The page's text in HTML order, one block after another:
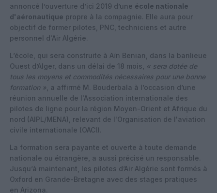
annoncé l’ouverture d’ici 2019 d’une école nationale
d'aéronautique propre à la compagnie. Elle aura pour
objectif de former pilotes, PNC, techniciens et autre
personnel d'Air Algérie.
L’école, qui sera construite à Aïn Benian, dans la banlieue
Ouest d’Alger, dans un délai de 18 mois,
« sera dotée de
tous les moyens et commodités nécessaires pour une bonne
formation » , a affirmé M. Bouderbala à l’occasion d’une
réunion annuelle de l'Association internationale des
pilotes de ligne pour la région Moyen-Orient et Afrique du
nord (AIPL/MENA), relevant de l'Organisation de l'aviation
civile internationale (OACI).
La formation sera payante et ouverte à toute demande
nationale ou étrangère, a aussi précisé un responsable.
Jusqu’à maintenant, les pilotes d’Air Algérie sont formés à
Oxford en Grande-Bretagne avec des stages pratiques
en Arizona.